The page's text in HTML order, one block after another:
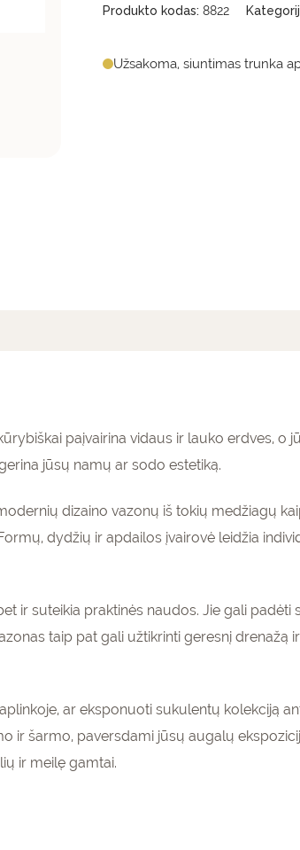
Produkto kodas:8822
Užsakoma, siuntimas trunka
paįvairina vidaus ir lauko erdves, o
jūsų namų ar sodo estetiką.
dizaino vazonų iš tokių medžiagų
dydžių ir apdailos įvairovė leidžia
ir suteikia praktinės naudos. Jie gali
taip pat gali užtikrinti geresnį drenažą
ar eksponuoti sukulentų kolekciją
ir šarmo, paversdami jūsų augalų
ir meilę gamtai.